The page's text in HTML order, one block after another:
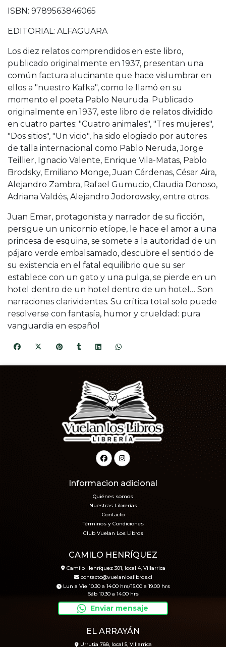
ISBN: 9789563846065
EDITORIAL: ALFAGUARA
Los diez relatos comprendidos en este libro,
publicado originalmente en 1937, presentan una
común factura alucinante que hace vislumbrar en
ellos a "nuestro Kafka", como le llamó en su
momento el poeta Pablo Neuruda. Publicado
originalmente en 1937, este libro de relatos dividido
en cuatro partes: "Cuatro animales", "Tres mujeres",
"Dos sitios", "Un vicio", ha sido elogiado por autores
de talla internacional como Pablo Neruda, Jorge
Teillier, Ignacio Valente, Enrique Vila-Matas, Pablo
Brodsky, Emiliano Monge, Juan Cárdenas, César Aira,
Alejandro Zambra, Rafael Gumucio, Claudia Donoso,
Adriana Valdés, Alejandro Jodorowsky, entre otros.
Juan Emar, protagonista y narrador de su ficción,
persigue un unicornio etíope, le hace el amor a una
princesa de esquina, se somete a la autoridad de un
pájaro verde embalsamado, descubre el sentido de
su existencia en el fatal equilibrio que su ser
establece con un gato y una pulga, se pierde en un
hotel dentro de un hotel dentro de un hotel… Son
narraciones clarividentes. Su crítica total solo puede
resolverse con fantasía, humor y crueldad: pura
vanguardia en español
Informacion adicional
Quiénes somos
Nuestras Librerías
Contacto
Términos y Condiciones
Club Vuelan Los Libros
CAMILO HENRÍQUEZ
Camilo Henríquez 301, local 4, Villarrica
contacto@vuelanloslibros.cl
Lun a Vie 10.30 a 14.00 hrs/15.00 a 19.00 hrs
Sáb 10.30 a 14.00 hrs
Enviar mensaje
EL ARRAYÁN
Urrutia 788, local 5, Villarrica